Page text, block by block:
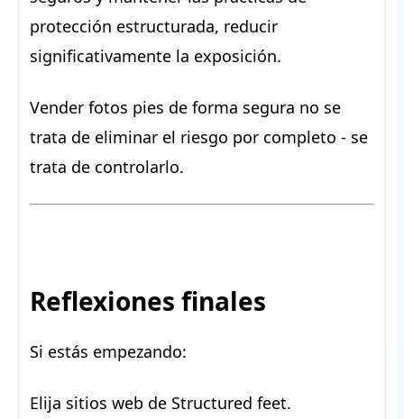
protección estructurada, reducir
significativamente la exposición.
Vender fotos pies de forma segura no se
trata de eliminar el riesgo por completo - se
trata de controlarlo.
Reflexiones finales
Si estás empezando:
Elija sitios web de Structured feet.